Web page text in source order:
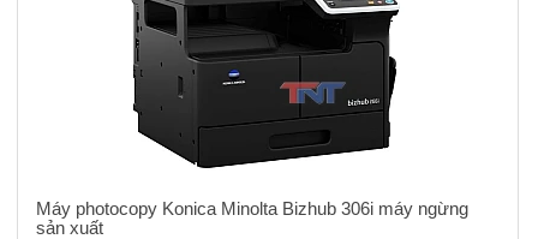
Máy photocopy Konica Minolta Bizhub 306i máy ngừng
sản xuất